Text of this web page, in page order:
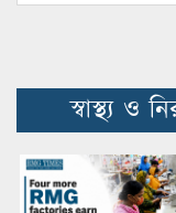
স্বাস্থ্য ও